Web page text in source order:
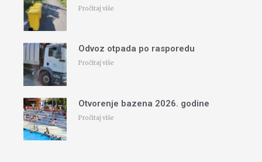
Pročitaj više
Odvoz otpada po rasporedu
Pročitaj više
Otvorenje bazena 2026. godine
Pročitaj više